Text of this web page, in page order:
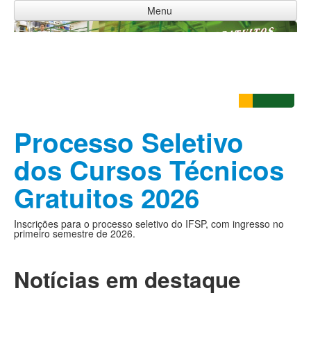
Menu
Processo Seletivo
dos Cursos Técnicos
Gratuitos 2026
Inscrições para o processo seletivo do IFSP, com ingresso no
primeiro semestre de 2026.
Notícias em destaque